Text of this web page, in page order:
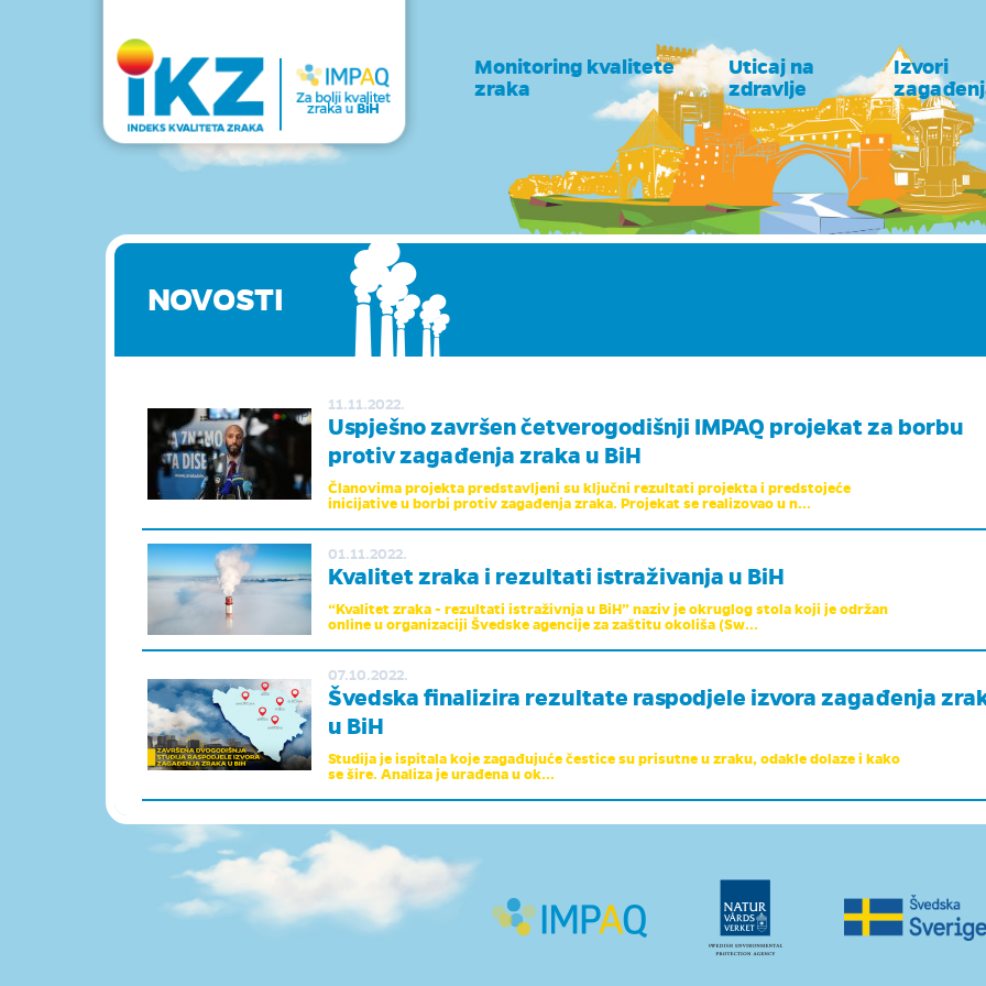
Monitoring kvalitete
zraka
Uticaj na
zdravlje
Izvori
NOVOSTI
11.11.2022.
Uspješno završen četverogodišnji IMPAQ projekat za borbu
protiv zagađenja zraka u BiH
Članovima projekta predstavljeni su ključni rezultati projekta i predstojeće
inicijative u borbi protiv zagađenja zraka. Projekat se realizovao u n...
01.11.2022.
Kvalitet zraka i rezultati istraživanja u BiH
“Kvalitet zraka - rezultati istraživnja u BiH” naziv je okruglog stola koji je održan
online u organizaciji Švedske agencije za zaštitu okoliša (Sw...
07.10.2022.
Švedska finalizira rezultate raspodjele izvora zagađenja
u BiH
Studija je ispitala koje zagađujuće čestice su prisutne u zraku, odakle dolaze i kako
se šire. Analiza je urađena u ok...
07.07.2022.
Švedska nastavlja s mapiranjem zagađivača zraka u Bosni i
Hercegovini
Tokom dana sa slabim vjetrom i temperaturnim inverzijama, koje su česte u
zimskim mjesecima u Sarajevu, nivo zagađenja zraka je visok i dominiraju...